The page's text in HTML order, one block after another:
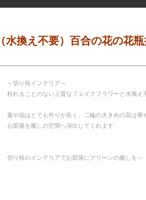
（水換え不要）百合の花の花
～切り枝インテリア～
枯れることのない上質なフェイクフラワーと水換え
葉や花はとても作りが良く、二輪の大きめの花は華
お部屋を癒しの空間へ演出してくれます
切り枝のインテリアでお部屋にグリーンの癒しを～